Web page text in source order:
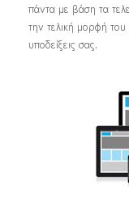
πάντα με βάση τα
την τελική μορφή
υποδείξεις σας.